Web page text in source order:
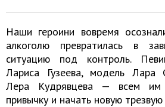
Наши героини вовремя
алкоголю превратилась в
ситуацию под контроль.
Лариса Гузеева, модель Лара
Лера Кудрявцева — всем им
привычку и начать новую